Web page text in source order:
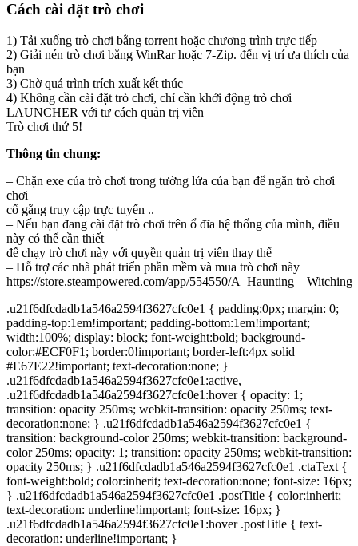
Cách cài đặt trò chơi
1) Tải xuống trò chơi bằng torrent hoặc chương trình trực tiếp
2) Giải nén trò chơi bằng WinRar hoặc 7-Zip. đến vị trí ưa thích của
bạn
3) Chờ quá trình trích xuất kết thúc
4) Không cần cài đặt trò chơi, chỉ cần khởi động trò chơi
LAUNCHER với tư cách quản trị viên
Trò chơi thứ 5!
Thông tin chung:
– Chặn exe của trò chơi trong tường lửa của bạn để ngăn trò chơi
chơi
cố gắng truy cập trực tuyến ..
– Nếu bạn đang cài đặt trò chơi trên ổ đĩa hệ thống của mình, điều
này có thể cần thiết
để chạy trò chơi này với quyền quản trị viên thay thế
– Hỗ trợ các nhà phát triển phần mềm và mua trò chơi này
https://store.steampowered.com/app/554550/
.u21f6dfcdadb1a546a2594f3627cfc0e1 { padding:0px; margin: 0;
padding-top:1em!important; padding-bottom:1em!important;
width:100%; display: block; font-weight:bold; background-
color:#ECF0F1; border:0!important; border-left:4px solid
#E67E22!important; text-decoration:none; }
.u21f6dfcdadb1a546a2594f3627cfc0e1:active,
.u21f6dfcdadb1a546a2594f3627cfc0e1:hover { opacity: 1;
transition: opacity 250ms; webkit-transition: opacity 250ms; text-
decoration:none; } .u21f6dfcdadb1a546a2594f3627cfc0e1 {
transition: background-color 250ms; webkit-transition: background-
color 250ms; opacity: 1; transition: opacity 250ms; webkit-transition:
opacity 250ms; } .u21f6dfcdadb1a546a2594f3627cfc0e1 .ctaText {
font-weight:bold; color:inherit; text-decoration:none; font-size: 16px;
} .u21f6dfcdadb1a546a2594f3627cfc0e1 .postTitle { color:inherit;
text-decoration: underline!important; font-size: 16px; }
.u21f6dfcdadb1a546a2594f3627cfc0e1:hover .postTitle { text-
decoration: underline!important; }